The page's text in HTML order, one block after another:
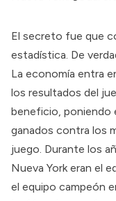
El secreto fue que
estadística. De
La economía entra
los resultados del
beneficio, poniendo
ganados contra los
juego. Durante los
Nueva York eran el
el equipo campeón